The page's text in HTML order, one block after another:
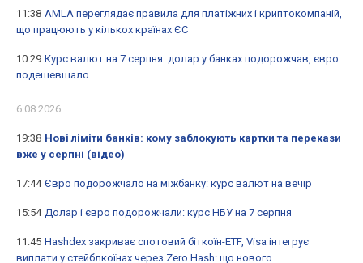
11:38 AMLA переглядає правила для платіжних і криптокомпаній,
що працюють у кількох країнах ЄС
10:29 Курс валют на 7 серпня: долар у банках подорожчав, євро
подешевшало
6.08.2026
19:38 Нові ліміти банків: кому заблокують картки та перекази
вже у серпні (відео)
17:44 Євро подорожчало на міжбанку: курс валют на вечір
15:54 Долар і євро подорожчали: курс НБУ на 7 серпня
11:45 Hashdex закриває спотовий біткоїн-ETF, Visa інтегрує
виплати у стейблкоїнах через Zero Hash: що нового